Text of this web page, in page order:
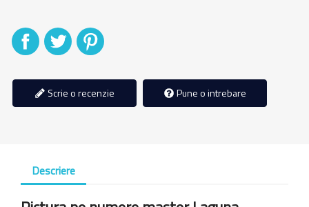
DistribuitiTweet
Scrie o recenzie Pune o intrebare
Descriere